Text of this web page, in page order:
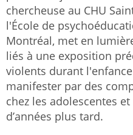
chercheuse au CHU
l'École de
Montréal, met en
liés à une exposition
violents durant
manifester par des
chez les adolescentes
d’années plus tard.